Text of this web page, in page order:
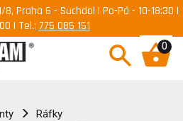
8, Praha 6 - Suchdol | Po-Pá - 10-18:30 |
| Tel.: 775 085 151
0
Ráfky